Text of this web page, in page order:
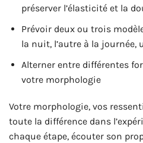
préserver l’élasticité et la
Prévoir deux ou trois
la nuit, l’autre à la
Alterner entre différentes
votre morphologie
Votre morphologie, vos
toute la différence dans
chaque étape, écouter son